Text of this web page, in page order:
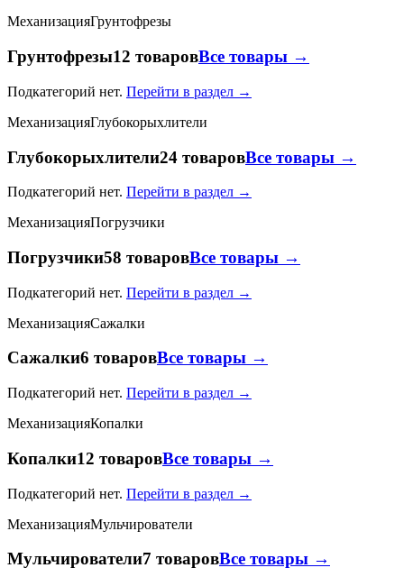
МеханизацияГрунтофрезы
Грунтофрезы12 товаровВсе товары →
Подкатегорий нет. Перейти в раздел →
МеханизацияГлубокорыхлители
Глубокорыхлители24 товаровВсе товары →
Подкатегорий нет. Перейти в раздел →
МеханизацияПогрузчики
Погрузчики58 товаровВсе товары →
Подкатегорий нет. Перейти в раздел →
МеханизацияСажалки
Сажалки6 товаровВсе товары →
Подкатегорий нет. Перейти в раздел →
МеханизацияКопалки
Копалки12 товаровВсе товары →
Подкатегорий нет. Перейти в раздел →
МеханизацияМульчирователи
Мульчирователи7 товаровВсе товары →